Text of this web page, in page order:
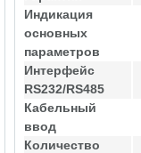
Индикация
основных
параметров
Интерфейс
RS232/RS485
Кабельный
ввод
Количество